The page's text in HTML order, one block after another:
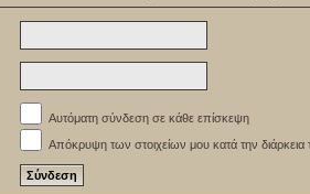
Αυτόματη σύνδεση σε κάθε επίσκεψη
Απόκρυψη των στοιχείων μου κατά την διάρκεια